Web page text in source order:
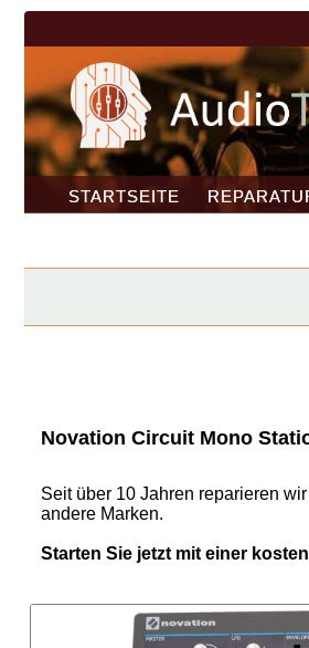
STARTSEITE
Novation Circuit Mono
Seit über 10 Jahren reparieren
andere Marken.
Starten Sie jetzt mit einer